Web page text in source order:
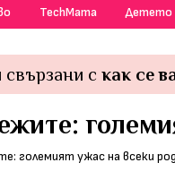
TechMama Детето
свързани с как се